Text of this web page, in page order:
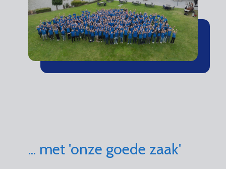
... met 'onze goede zaak'